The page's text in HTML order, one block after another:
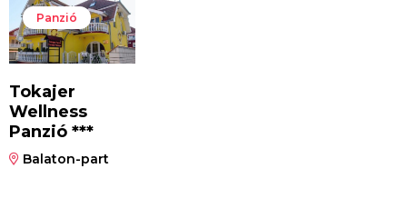
Panzió
Tokajer
Wellness
Panzió ***
Balaton-part